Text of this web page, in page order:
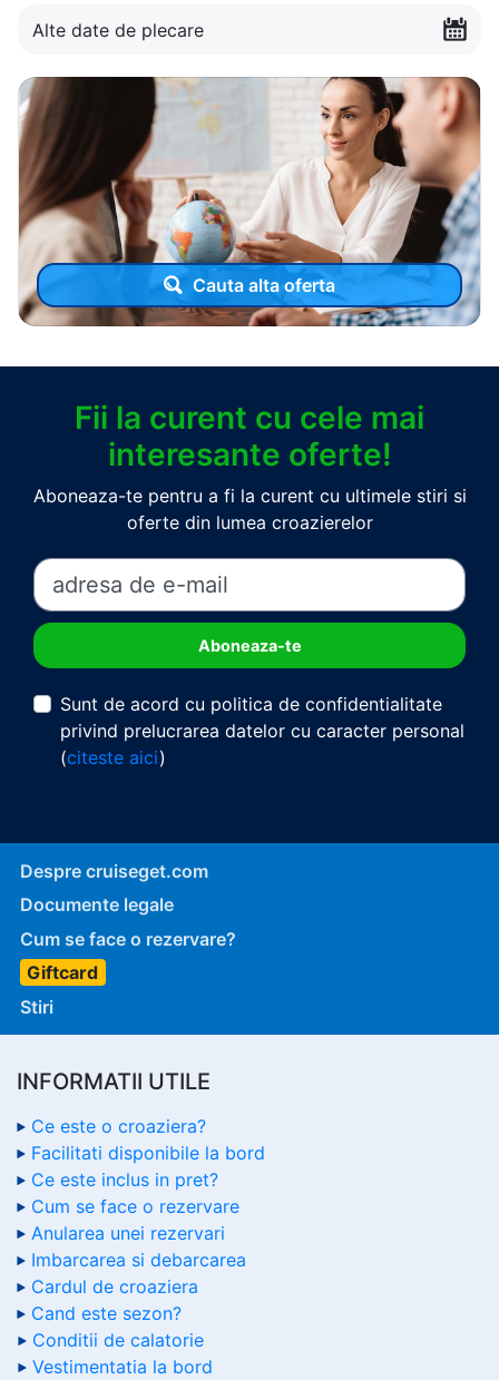
Alte date de plecare
Cauta alta oferta
Fii la curent cu cele mai
interesante oferte!
Aboneaza-te pentru a fi la curent cu ultimele stiri si
oferte din lumea croazierelor
Sunt de acord cu politica de confidentialitate
privind prelucrarea datelor cu caracter personal
(citeste aici)
Despre cruiseget.com
Documente legale
Cum se face o rezervare?
Giftcard
Stiri
INFORMATII UTILE
Ce este o croaziera?
Facilitati disponibile la bord
Ce este inclus in pret?
Cum se face o rezervare
Anularea unei rezervari
Imbarcarea si debarcarea
Cardul de croaziera
Cand este sezon?
Conditii de calatorie
Vestimentatia la bord